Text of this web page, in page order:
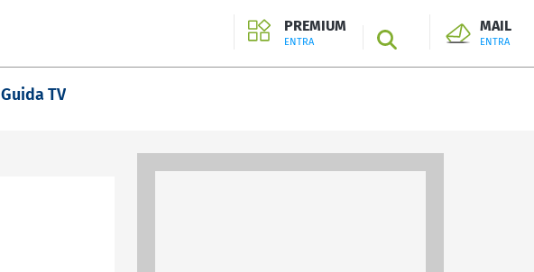
PREMIUM
ENTRA SEARCH
MAIL
ENTRA
Guida TV